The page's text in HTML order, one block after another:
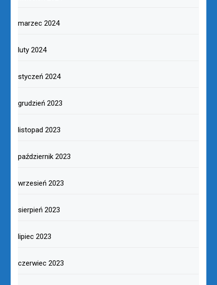
marzec 2024
luty 2024
styczeń 2024
grudzień 2023
listopad 2023
październik 2023
wrzesień 2023
sierpień 2023
lipiec 2023
czerwiec 2023